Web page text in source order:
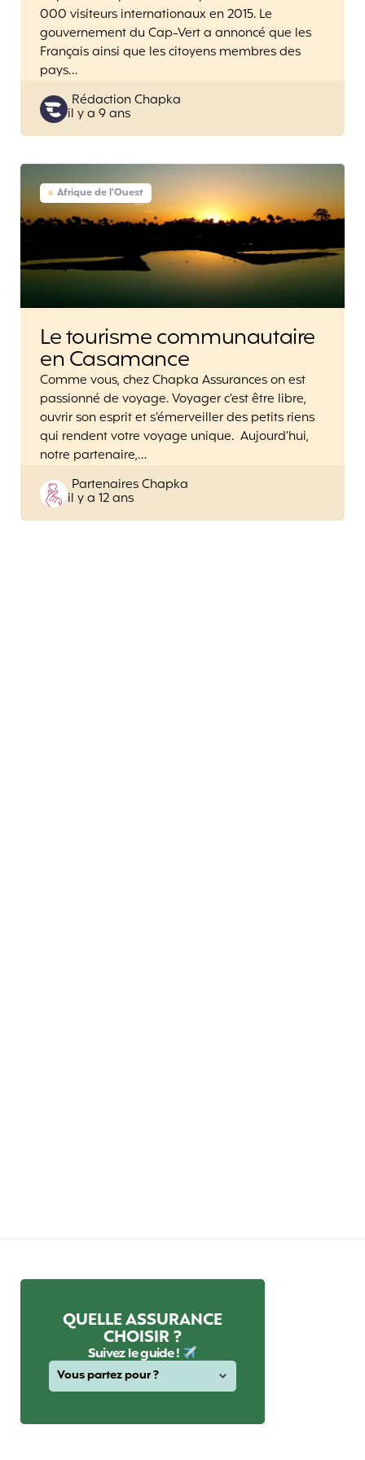
000 visiteurs internationaux en 2015. Le
gouvernement du Cap-Vert a annoncé que les
Français ainsi que les citoyens membres des
pays…
Posted
by
Rédaction Chapka
il y a 9 ans
Afrique de l'Ouest
Le tourisme communautaire
en Casamance
Comme vous, chez Chapka Assurances on est
passionné de voyage. Voyager c’est être libre,
ouvrir son esprit et s’émerveiller des petits riens
qui rendent votre voyage unique. Aujourd’hui,
notre partenaire,…
Posted
by
Partenaires Chapka
il y a 12 ans
QUELLE ASSURANCE
CHOISIR ?
Suivez le guide !